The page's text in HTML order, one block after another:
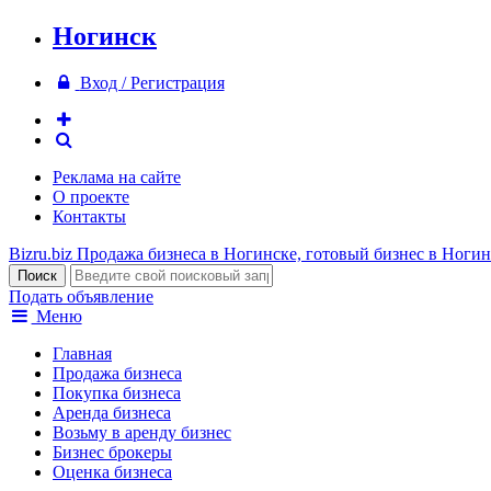
Ногинск
Вход / Регистрация
Реклама на сайте
О проекте
Контакты
Bizru.biz Продажа бизнеса в Ногинске, готовый бизнес в
Подать объявление
Меню
Главная
Продажа бизнеса
Покупка бизнеса
Аренда бизнеса
Возьму в аренду бизнес
Бизнес брокеры
Оценка бизнеса